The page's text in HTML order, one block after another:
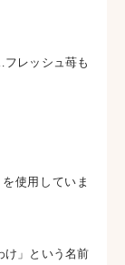
レッシュ苺も
使用していま
け」という名前